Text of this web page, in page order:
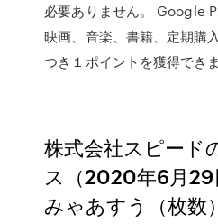
必要ありません。 Google
映画、音楽、書籍、定期購
つき１ポイントを獲得できま
株式会社スピード
ス（2020年6月29
みゃあすう（枚数